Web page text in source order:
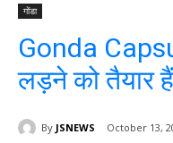
गोंडा
Gonda
लड़ने को तैयार
By JSNEWS October 13,